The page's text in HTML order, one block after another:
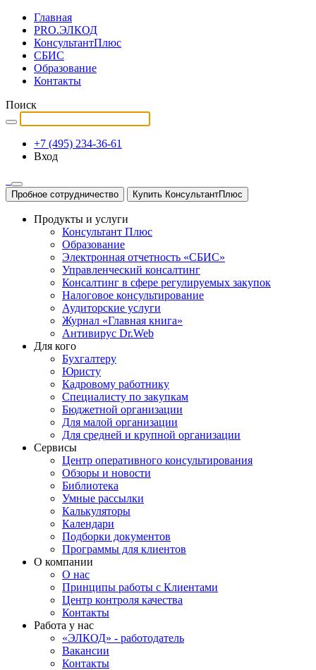
Главная
PRO.ЭЛКОД
КонсультантПлюс
СБИС
Образование
Контакты
Поиск
+7 (495) 234-36-61
Вход
Пробное сотрудничество Купить КонсультантПлюс
Продукты и услуги
Консультант Плюс
Образование
Электронная отчетность «СБИС»
Управленческий консалтинг
Консалтинг в сфере регулируемых закупок
Налоговое консультирование
Аудиторские услуги
Журнал «Главная книга»
Антивирус Dr.Web
Для кого
Бухгалтеру
Юристу
Кадровому работнику
Специалисту по закупкам
Бюджетной организации
Для малой организации
Для средней и крупной организации
Сервисы
Центр оперативного консультирования
Обзоры и новости
Библиотека
Умные рассылки
Калькуляторы
Календари
Подборки документов
Программы для клиентов
О компании
О нас
Принципы работы с Клиентами
Центр контроля качества
Контакты
Работа у нас
«ЭЛКОД» - работодатель
Вакансии
Контакты